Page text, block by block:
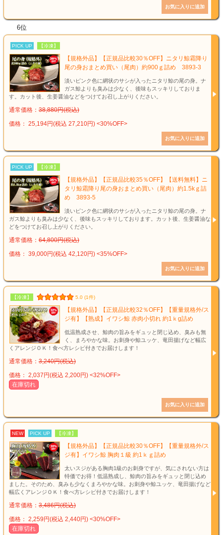
6位
PICK UP 【冷凍】
【規格外品】【正規品比較30％OFF】ニタリ鯨霜降り
尾の身おまとめ買い（尾肉）約900ｇ詰め 3893-3
淡いピンク色に網状のサシが入ったニタリ鯨の尾の身。ナ
ガス鯨よりも臭みは少なく、後味もスッキリしておりま
す。カット後、生姜醤油などをつけてお召し上がりください。
通常価格： 38,880円(税込)
価格： 25,194円(税込 27,210円) <30%OFF>
PICK UP 【冷凍】
【規格外品】【正規品比較35％OFF】【送料無料】ニ
タリ鯨霜降り尾の身おまとめ買い（尾肉）約1.5kｇ詰
め 3893-5
淡いピンク色に網状のサシが入ったニタリ鯨の尾の身。ナ
ガス鯨よりも臭みは少なく、後味もスッキリしております。カット後、生姜醤油な
どをつけてお召し上がりください。
通常価格： 64,800円(税込)
価格： 39,000円(税込 42,120円) <35%OFF>
【冷凍】 5.0 (1件)
【規格外品】【正規品比較32％OFF】【重量規格外/ス
ジ有】【熟成】イワシ鯨 赤肉小切れ 約1ｋg詰め
低温熟成させ、鯨肉の旨みをギュッと閉じ込め、臭みも無
く、まろやかな味。お刺身や鯨ユッケ、竜田揚げなど幅広
くアレンジＯＫ！食べ方レシピ付きでお届けします！
通常価格： 3,240円(税込)
価格： 2,037円(税込 2,200円) <32%OFF>
在庫切れ
NEW PICK UP 【冷凍】
【規格外品】【正規品比較30％OFF】【重量規格外/ス
ジ有】イワシ鯨 胸肉１級 約1ｋｇ詰め
太いスジがある胸肉1級のお刺身ですが、気にされない方は
特価でお得！低温熟成し、鯨肉の旨みをギュッと閉じ込め
ました。そのため、臭みも少なくまろやかな味。お刺身や鯨ユッケ、竜田揚げなど
幅広くアレンジＯＫ！食べ方レシピ付きでお届けします！
通常価格： 3,486円(税込)
価格： 2,259円(税込 2,440円) <30%OFF>
在庫切れ